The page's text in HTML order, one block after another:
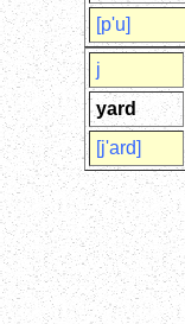
[p'u]
j
yard
[j'ard]